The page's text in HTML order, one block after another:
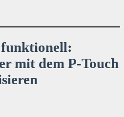
mit dem P-Touch